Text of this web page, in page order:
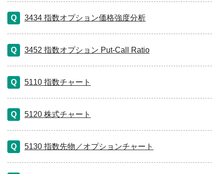
3434 指数オプション価格強度分析
3452 指数オプション Put-Call Ratio
5110 指数チャート
5120 株式チャート
5130 指数先物／オプションチャート